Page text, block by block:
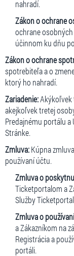
nahradí.
Zákon o ochrane
ochrane
účinnom ku dňu
Zákon o ochrane
spotrebiteľa a o
ktorý ho nahradí.
Zariadenie:Akýkoľvek
akejkoľvek tretej
Predajnému portálu
Stránke.
Zmluva:Kúpna
používaní účtu.
Zmluva o
Ticketportalom a
Služby
Zmluva o
a Zákazníkom na
Registrácia a
portáli.